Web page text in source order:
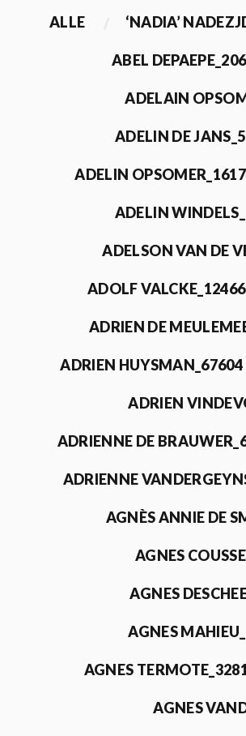
ALLE ‘NADIA’
ABEL
ADELAIN
ADELIN DE
ADELIN
ADELIN
ADELSON VAN DE
ADOLF
ADRIEN DE
ADRIEN HUYSMAN_67604
ADRIEN
ADRIENNE DE
ADRIENNE
AGNÈS ANNIE DE
AGNES
AGNES
AGNES
AGNES
AGNES